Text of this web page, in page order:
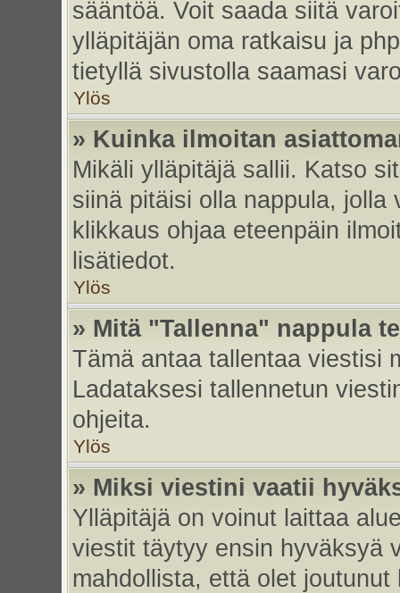
sääntöä. Voit saada siitä
ylläpitäjän oma ratkaisu ja
tietyllä sivustolla saamasi
Ylös
» Kuinka ilmoitan
Mikäli ylläpitäjä sallii. Katso
siinä pitäisi olla nappula, jolla
klikkaus ohjaa eteenpäin
lisätiedot.
Ylös
» Mitä "Tallenna" nappula
Tämä antaa tallentaa viestisi
Ladataksesi tallennetun
ohjeita.
Ylös
» Miksi viestini vaatii
Ylläpitäjä on voinut laittaa
viestit täytyy ensin hyväksyä
mahdollista, että olet